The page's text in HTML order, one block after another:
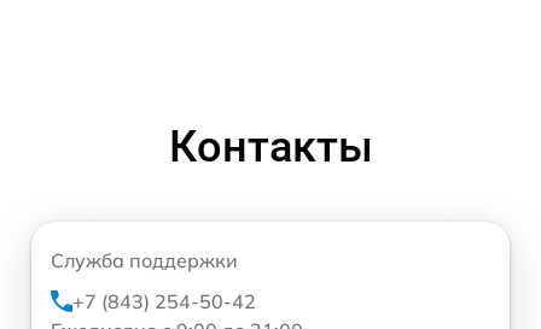
Контакты
Служба поддержки
+7 (843) 254-50-42